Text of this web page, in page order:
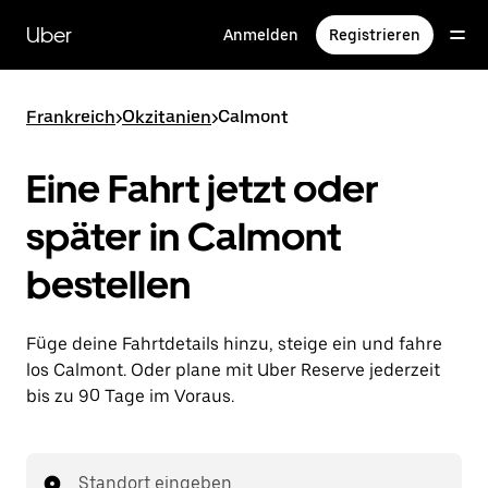
zum
Hauptinhalt
Uber Anmelden Registrieren
Frankreich>Okzitanien>Calmont
Eine Fahrt jetzt oder
später in Calmont
bestellen
Füge deine Fahrtdetails hinzu, steige ein und fahre
los Calmont. Oder plane mit Uber Reserve jederzeit
bis zu 90 Tage im Voraus.
Standort eingeben